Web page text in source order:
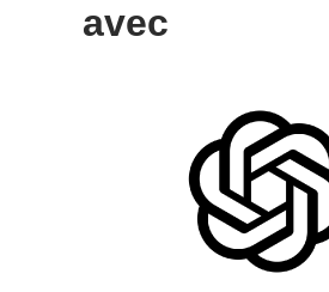
avec